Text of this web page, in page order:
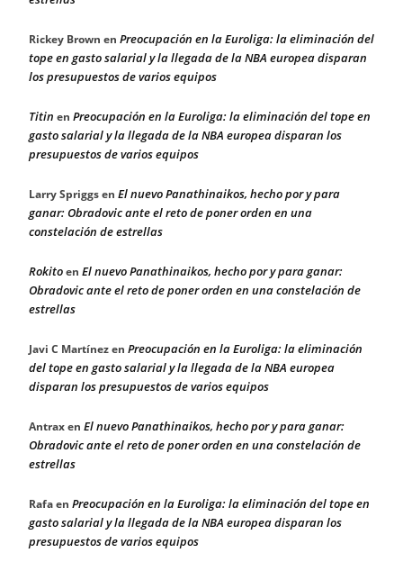
Rickey Brown en Preocupación en la Euroliga: la eliminación del
tope en gasto salarial y la llegada de la NBA europea disparan
los presupuestos de varios equipos
Titin en Preocupación en la Euroliga: la eliminación del tope en
gasto salarial y la llegada de la NBA europea disparan los
presupuestos de varios equipos
Larry Spriggsen El nuevo Panathinaikos, hecho por y para
ganar: Obradovic ante el reto de poner orden en una
constelación de estrellas
Rokitoen El nuevo Panathinaikos, hecho por y para ganar:
Obradovic ante el reto de poner orden en una constelación de
estrellas
Javi C Martínezen Preocupación en la Euroliga: la eliminación
del tope en gasto salarial y la llegada de la NBA europea
disparan los presupuestos de varios equipos
Antraxen El nuevo Panathinaikos, hecho por y para ganar:
Obradovic ante el reto de poner orden en una constelación de
estrellas
Rafaen Preocupación en la Euroliga: la eliminación del tope en
gasto salarial y la llegada de la NBA europea disparan los
presupuestos de varios equipos